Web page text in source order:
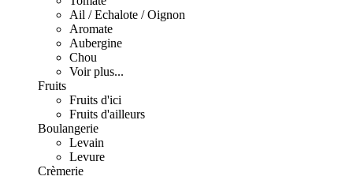
Ail / Echalote / Oignon
Aromate
Aubergine
Chou
Voir plus...
Fruits
Fruits d'ici
Fruits d'ailleurs
Boulangerie
Levain
Levure
Crèmerie